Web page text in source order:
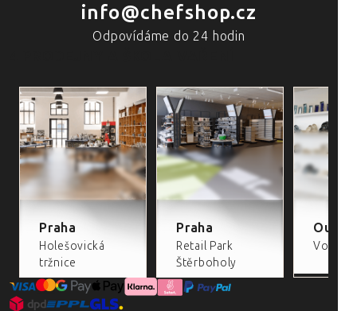
info@chefshop.cz
Odpovídáme do 24 hodin
Praha
Holešovická
tržnice
Praha
Retail Park
Štěrboholy
Volta